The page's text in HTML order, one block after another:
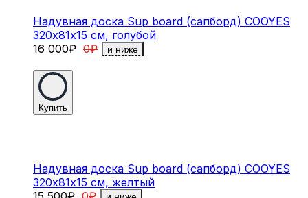
Надувная доска Sup board (сапборд) COOYES
320х81х15 см, голубой
16 000₽ 0₽ и ниже
Купить
Надувная доска Sup board (сапборд) COOYES
320х81х15 см, желтый